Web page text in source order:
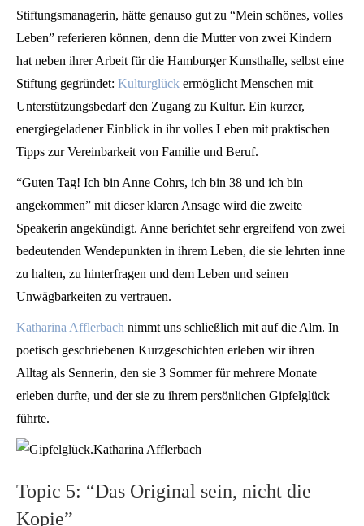
Stiftungsmanagerin, hätte genauso gut zu “Mein schönes, volles
Leben” referieren können, denn die Mutter von zwei Kindern
hat neben ihrer Arbeit für die Hamburger Kunsthalle, selbst eine
Stiftung gegründet: Kulturglück ermöglicht Menschen mit
Unterstützungsbedarf den Zugang zu Kultur. Ein kurzer,
energiegeladener Einblick in ihr volles Leben mit praktischen
Tipps zur Vereinbarkeit von Familie und Beruf.
“Guten Tag! Ich bin Anne Cohrs, ich bin 38 und ich bin
angekommen” mit dieser klaren Ansage wird die zweite
Speakerin angekündigt. Anne berichtet sehr ergreifend von zwei
bedeutenden Wendepunkten in ihrem Leben, die sie lehrten inne
zu halten, zu hinterfragen und dem Leben und seinen
Unwägbarkeiten zu vertrauen.
Katharina Afflerbach nimmt uns schließlich mit auf die Alm. In
poetisch geschriebenen Kurzgeschichten erleben wir ihren
Alltag als Sennerin, den sie 3 Sommer für mehrere Monate
erleben durfte, und der sie zu ihrem persönlichen Gipfelglück
führte.
Topic 5: “Das Original sein, nicht die
Kopie”